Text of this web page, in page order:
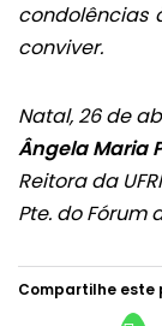
condolências
conviver.
Natal, 26 de
Ângela Maria
Reitora da
Pte. do Fórum
Compartilhe este